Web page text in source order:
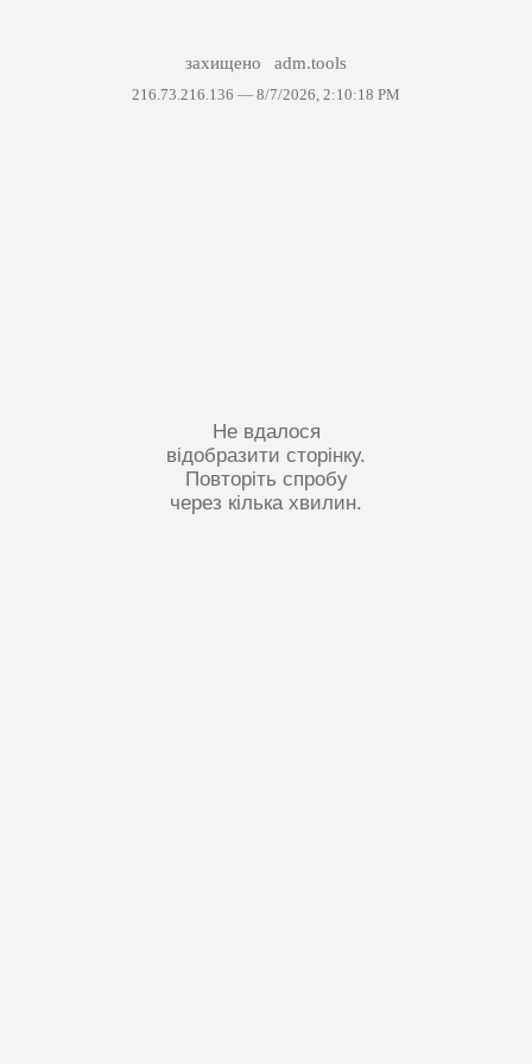
захищено adm.tools
216.73.216.136 — 8/7/2026, 2:10:18 PM
Не вдалося
відобразити сторінку.
Повторіть спробу
через кілька хвилин.